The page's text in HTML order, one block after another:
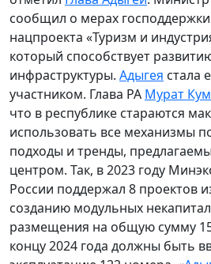
сообщил о мерах
нацпроекта «Туризм и
который способствует
инфраструктуры. Адыгея стала
участником. Глава РА Мурат
что в республике стараются
использовать все механизмы
подходы и тренды,
центром. Так, в 2023 году
России поддержал 8 проектов
созданию модульных
размещения на общую сумму
концу 2024 года должны быть